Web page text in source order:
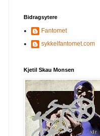
Bidragsytere
Fantomet
sykkelfantomet.com
Kjetil Skau Monsen